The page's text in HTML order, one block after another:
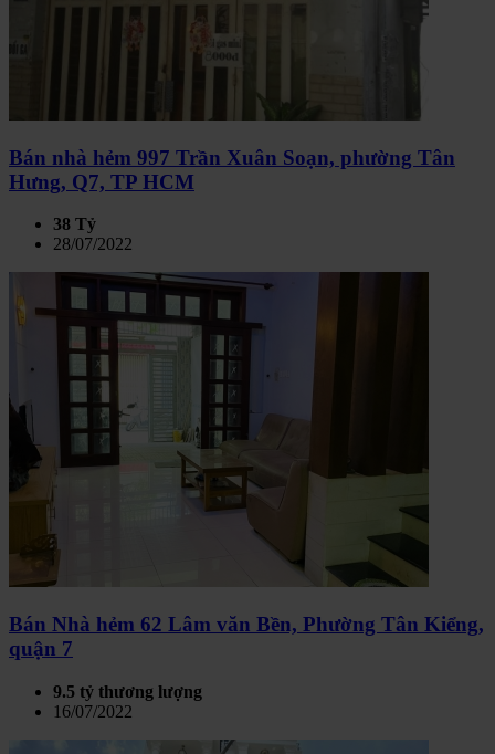
Bán nhà hẻm 997 Trần Xuân Soạn, phường Tân
Hưng, Q7, TP HCM
38 Tỷ
28/07/2022
Bán Nhà hẻm 62 Lâm văn Bền, Phường Tân Kiểng,
quận 7
9.5 tỷ thương lượng
16/07/2022